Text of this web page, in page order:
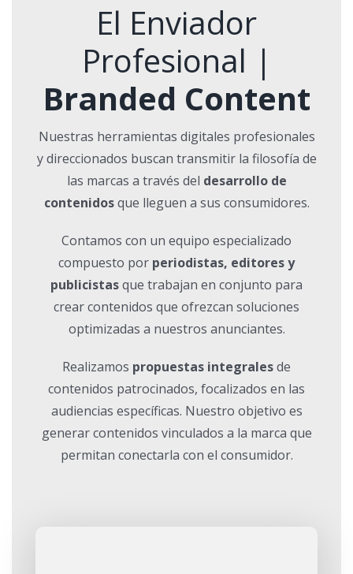
El Enviador
Profesional |
Branded Content
Nuestras herramientas digitales profesionales
y direccionados buscan transmitir la filosofía de
las marcas a través del desarrollo de
contenidosque lleguen a sus consumidores.
Contamos con un equipo especializado
compuesto por periodistas, editores y
publicistasque trabajan en conjunto para
crear contenidos que ofrezcan soluciones
optimizadas a nuestros anunciantes.
Realizamos propuestas integralesde
contenidos patrocinados, focalizados en las
audiencias específicas. Nuestro objetivo es
generar contenidos vinculados a la marca que
permitan conectarla con el consumidor.